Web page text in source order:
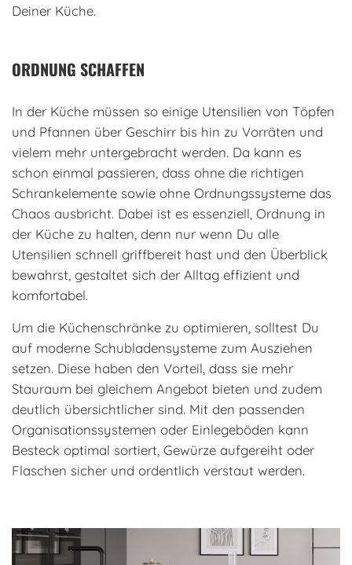
Deiner Küche.
ORDNUNG SCHAFFEN
In der Küche müssen so einige Utensilien von Töpfen
und Pfannen über Geschirr bis hin zu Vorräten und
vielem mehr untergebracht werden. Da kann es
schon einmal passieren, dass ohne die richtigen
Schrankelemente sowie ohne Ordnungssysteme das
Chaos ausbricht. Dabei ist es essenziell, Ordnung in
der Küche zu halten, denn nur wenn Du alle
Utensilien schnell griffbereit hast und den Überblick
bewahrst, gestaltet sich der Alltag effizient und
komfortabel.
Um die Küchenschränke zu optimieren, solltest Du
auf moderne Schubladensysteme zum Ausziehen
setzen. Diese haben den Vorteil, dass sie mehr
Stauraum bei gleichem Angebot bieten und zudem
deutlich übersichtlicher sind. Mit den passenden
Organisationssystemen oder Einlegeböden kann
Besteck optimal sortiert, Gewürze aufgereiht oder
Flaschen sicher und ordentlich verstaut werden.